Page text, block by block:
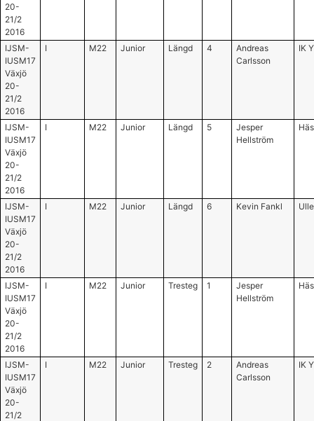
20-
21/2
2016
IJSM-
IUSM17
Växjö
20-
21/2
2016
I M22 Junior Längd 4
Andreas
Carlsson
IK
IJSM-
IUSM17
Växjö
20-
21/2
2016
I M22 Junior Längd 5
Jesper
Hellström
IJSM-
IUSM17
Växjö
20-
21/2
2016
I M22 Junior Längd 6 Kevin Fankl
IJSM-
IUSM17
Växjö
20-
21/2
2016
I M22 Junior Tresteg 1
Jesper
Hellström
IJSM-
IUSM17
Växjö
20-
21/2
I M22 Junior Tresteg 2
Andreas
Carlsson
IK